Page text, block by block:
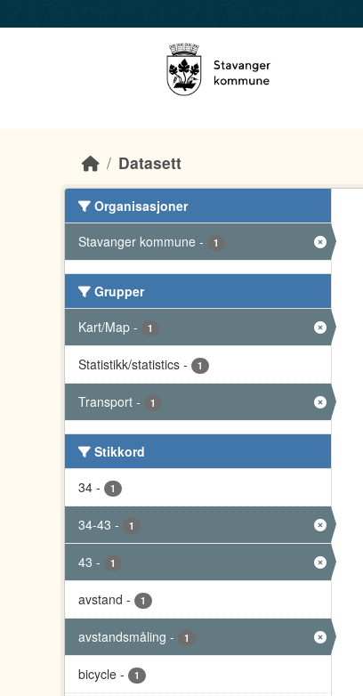
Datasett
Organisasjoner
Stavanger kommune - 1
Grupper
Kart/Map - 1
Statistikk/statistics - 1
Transport - 1
Stikkord
34 - 1
34-43 - 1
43 - 1
avstand - 1
avstandsmåling - 1
bicycle - 1